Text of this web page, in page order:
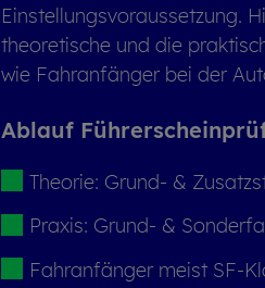
Ein­stel­lungs­vor­aus­set­zung.
theo­re­ti­sche und die
wie Fahr­an­fän­ger bei der
Ab­lauf
Theo­rie: Grund- &
Pra­xis: Grund- &
Fahr­an­fän­ger meist SF-